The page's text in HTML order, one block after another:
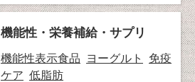
機能性・栄養補給・サプリ
機能性表示食品 ヨーグルト
免疫
ケア 低脂肪